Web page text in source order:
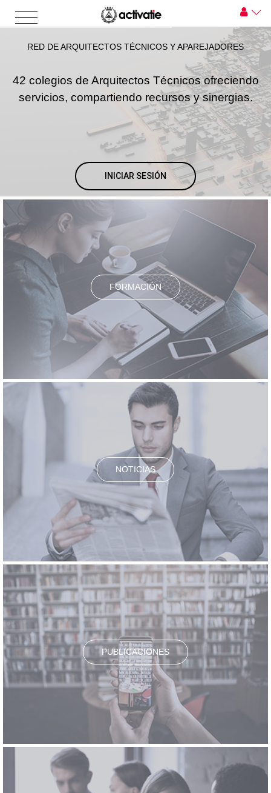
RED DE ARQUITECTOS TÉCNICOS Y APAREJADORES
42 colegios de Arquitectos Técnicos ofreciendo
servicios, compartiendo recursos y sinergias.
INICIAR SESIÓN
FORMACIÓN
NOTICIAS
PUBLICACIONES